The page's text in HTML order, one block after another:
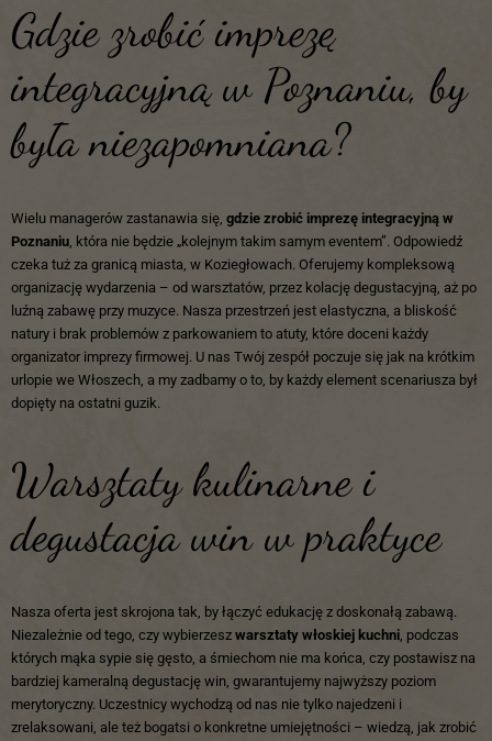
Gdzie zrobić imprezę
integracyjną w Poznaniu, by
była niezapomniana?
Wielu managerów zastanawia się, gdzie zrobić imprezę integracyjną w
Poznaniu , która nie będzie „kolejnym takim samym eventem”. Odpowiedź
czeka tuż za granicą miasta, w Koziegłowach. Oferujemy kompleksową
organizację wydarzenia – od warsztatów, przez kolację degustacyjną, aż po
luźną zabawę przy muzyce. Nasza przestrzeń jest elastyczna, a bliskość
natury i brak problemów z parkowaniem to atuty, które doceni każdy
organizator imprezy firmowej. U nas Twój zespół poczuje się jak na krótkim
urlopie we Włoszech, a my zadbamy o to, by każdy element scenariusza był
dopięty na ostatni guzik.
Warsztaty kulinarne i
degustacja win w praktyce
Nasza oferta jest skrojona tak, by łączyć edukację z doskonałą zabawą.
Niezależnie od tego, czy wybierzesz warsztaty włoskiej kuchni, podczas
których mąka sypie się gęsto, a śmiechom nie ma końca, czy postawisz na
bardziej kameralną degustację win, gwarantujemy najwyższy poziom
merytoryczny. Uczestnicy wychodzą od nas nie tylko najedzeni i
zrelaksowani, ale też bogatsi o konkretne umiejętności – wiedzą, jak zrobić